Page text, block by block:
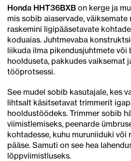
oli:
249.00€.
on:
149.00€.
Honda HHT36BXB on kerge ja
mis sobib aiaservade, väiksemate
raskemini ligipääsetavate
koduaias. Juhtmevaba
liikuda ilma pikendusjuhtmete või
hoolduseta, pakkudes vaiksemat
tööprotsessi.
See mudel sobib kasutajale, kes
lihtsalt käsitsetavat trimmerit
hooldustöödeks. Trimmer sobib
viimistlemiseks, peenarde
kohtadesse, kuhu muruniiduki
pääse. Samuti on see hea
lõppviimistluseks.